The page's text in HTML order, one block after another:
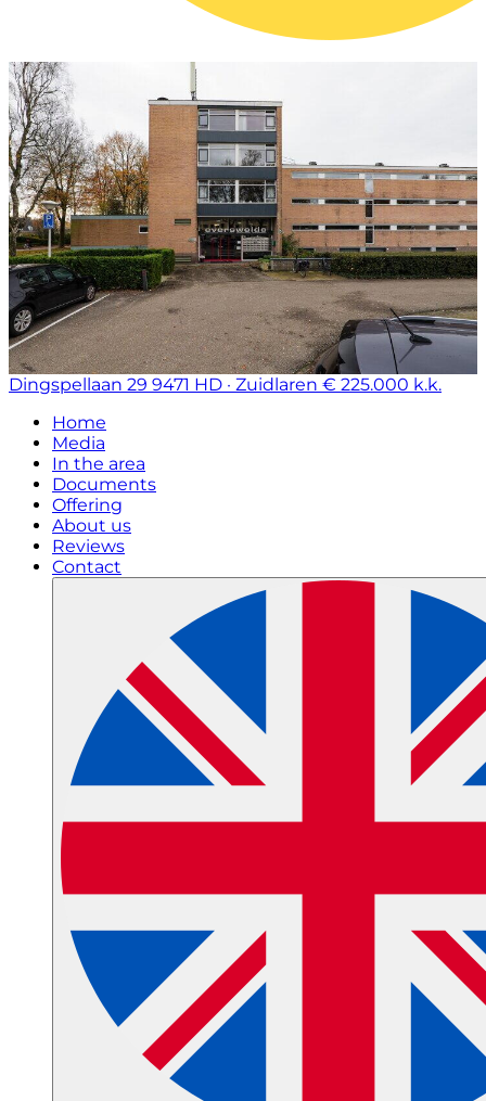
Dingspellaan 29 9471 HD · Zuidlaren € 225.000 k.k.
Home
Media
In the area
Documents
Offering
About us
Reviews
Contact